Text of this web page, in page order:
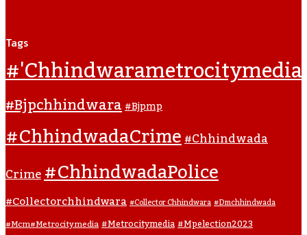
Tags
#'chhindwarametrocitymedia
#bjpchhindwara#bjpmp
#ChhindwadaCrime#Chhindwada
Crime#ChhindwadaPolice
#collectorchhindwara#collector Chhindwara#dmchhindwada
#mcm#metrocitymedia#metrocitymedia#mpelection2023